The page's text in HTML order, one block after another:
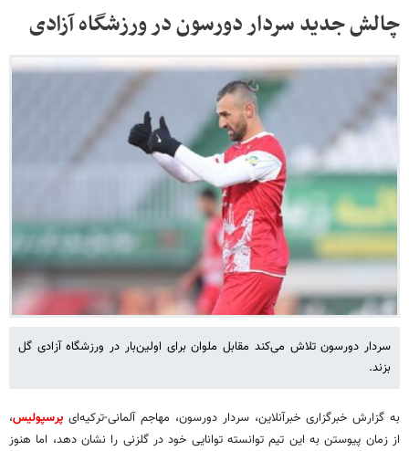
چالش جدید سردار دورسون در ورزشگاه آزادی
سردار دورسون تلاش می‌کند مقابل ملوان برای اولین‌بار در ورزشگاه آزادی گل
بزند.
به گزارش خبرگزاری خبرآنلاین، سردار دورسون، مهاجم آلمانی-ترکیه‌ای پرسپولیس،
از زمان پیوستن به این تیم توانسته توانایی خود در گلزنی را نشان دهد، اما هنوز